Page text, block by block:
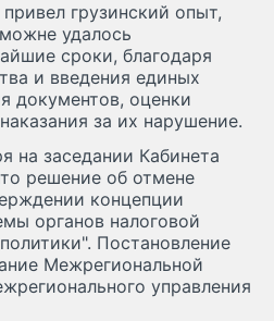
грузинский опыт,
удалось
сроки, благодаря
и введения единых
документов, оценки
за их нарушение.
на заседании Кабинета
решение об отмене
концепции
органов налоговой
Постановление
Межрегиональной
управления